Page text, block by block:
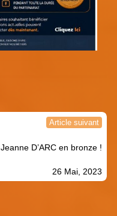
Article suivant
Jeanne D’ARC en bronze !
26 Mai, 2023